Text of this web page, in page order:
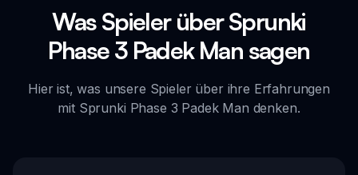
Was Spieler über Sprunki
Phase 3 Padek Man sagen
Hier ist, was unsere Spieler über ihre Erfahrungen
mit Sprunki Phase 3 Padek Man denken.